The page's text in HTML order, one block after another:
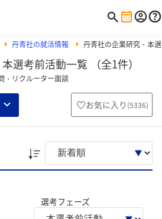
丹青社の就活情報 丹青社の企業研究・本
選考前活動一覧 （全1件）
・リクルーター面談
お気に入り (5336)
選考フェーズ